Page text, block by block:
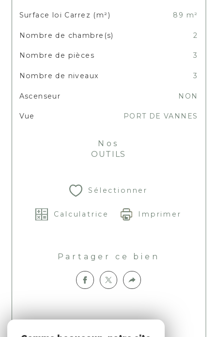
Surface loi Carrez (m²) 89 m²
Nombre de chambre(s) 2
Nombre de pièces 3
Nombre de niveaux 3
Ascenseur NON
Vue PORT DE VANNES
Nos
OUTILS
Sélectionner
Calculatrice Imprimer
Partager ce bien